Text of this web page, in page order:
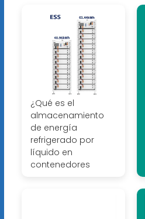
¿Qué es el
almacenamiento
de energía
refrigerado por
líquido en
contenedores